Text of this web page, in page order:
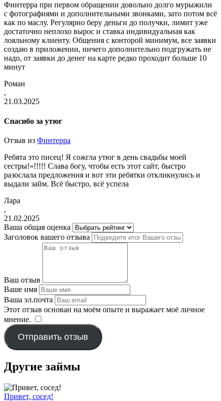
Финтерра при первом обращении довольно долго мурыжили
с фотографиями и дополнительными звонками, зато потом всё
как по маслу. Регулярно беру деньги до получки, лимит уже
достаточно неплохо вырос и ставка индивидуальная как
лояльному клиенту. Общения с конторой минимум, все заявки
создаю в приложении, ничего дополнительно подгружать не
надо, от заявки до денег на карте редко проходит больше 10
минут
Роман
,
21.03.2025
Спасибо за утюг
Отзыв из Финтерра
Ребята это писец! Я сожгла утюг в день свадьбы моей
сестры!»!!!!! Слава богу, чтобы есть этот сайт, быстро
разослала предложения и вот эти ребятки откликнулись и
выдали займ. Всё быстро, всё успела
Лара
,
21.02.2025
Ваша общая оценка
Заголовок вашего отзыва
Ваш отзыв
Ваше имя
Ваша эл.почта
Этот отзыв основан на моём опыте и выражает моё личное
мнение.
Отправить отзыв
Другие займы
Привет, сосед!